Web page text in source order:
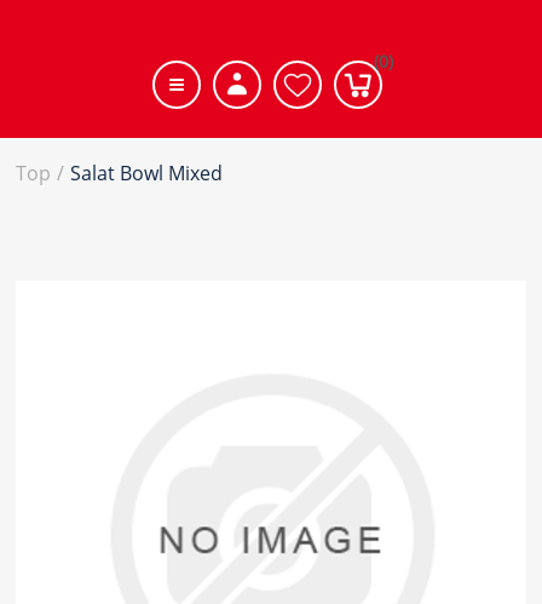
(0)
Top / Salat Bowl Mixed